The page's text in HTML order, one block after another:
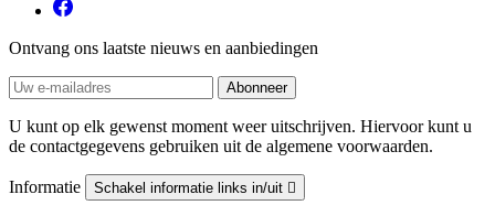
Ontvang ons laatste nieuws en aanbiedingen
U kunt op elk gewenst moment weer uitschrijven. Hiervoor kunt u
de contactgegevens gebruiken uit de algemene voorwaarden.
Informatie Schakel informatie links in/uit 